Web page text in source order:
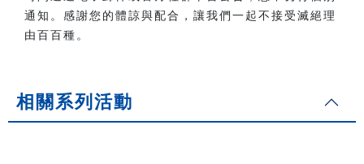
通知。感謝您的體諒與配合，讓我們一起不接受滅絕理
由百百種。
相關系列活動